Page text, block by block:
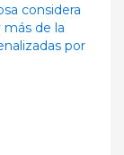
considera
de la
por